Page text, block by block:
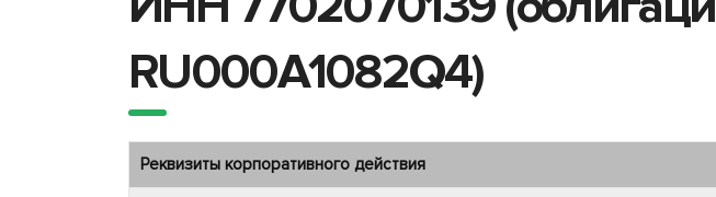
RU000A1082Q4)
Реквизиты корпоративного действия